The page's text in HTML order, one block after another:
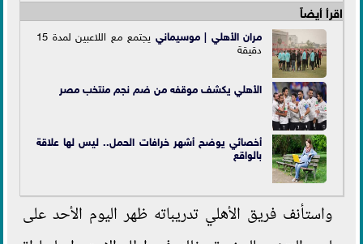
اقرأ أيضاً
مران الأهلي |موسيماني يجتمع مع اللاعبين لمدة 15
دقيقة
الأهلي يكشف موقفه من ضم نجم منتخب مصر
أخصائي يوضح أشهر خرافات الحمل.. ليس لها علاقة
بالواقع
واستأنف فريق الأهلي تدريباته ظهر اليوم الأحد على